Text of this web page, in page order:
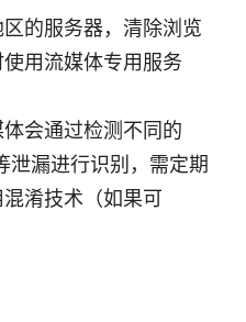
的服务器，清除浏览
用流媒体专用服务
会通过检测不同的
泄漏进行识别，需定期
淆技术（如果可